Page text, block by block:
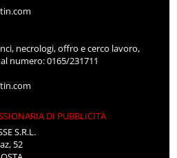
necrologi, offro e cerco lavoro,
numero: 0165/231711
DI PUBBLICITÀ
S.R.L.
52